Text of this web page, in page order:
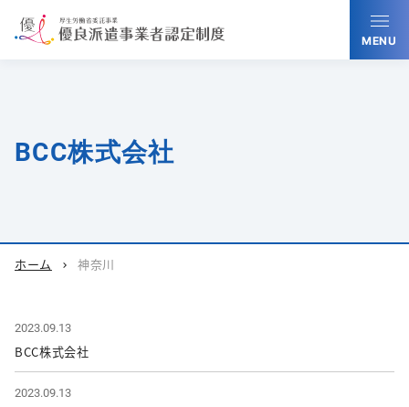
MENU
BCC株式会社
ホーム chevron_right 神奈川
2023.09.13
BCC株式会社
2023.09.13